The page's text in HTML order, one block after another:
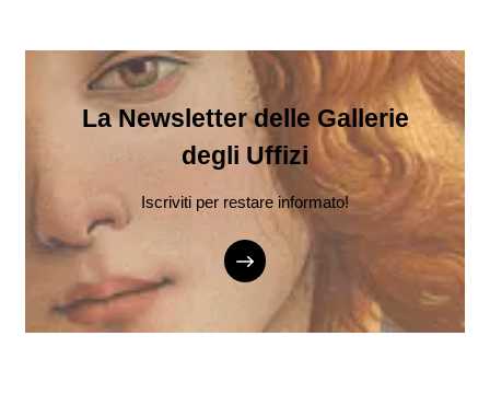
La Newsletter delle Gallerie
degli Uffizi
Iscriviti per restare informato!